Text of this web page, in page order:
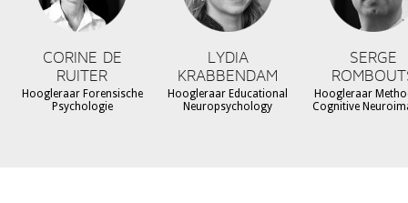
CORINE DE
RUITER
Hoogleraar Forensische
Psychologie
LYDIA
KRABBENDAM
Hoogleraar Educational
Neuropsychology
SERGE
Hoogleraar
Cognitive